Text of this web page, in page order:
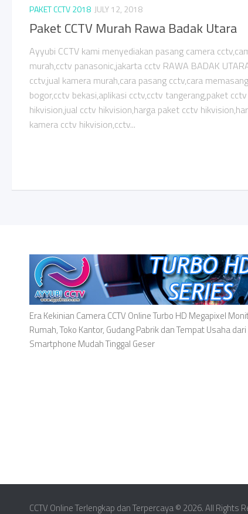
PAKET CCTV 2018 JULY 12, 2018
Paket CCTV Murah Rawa Badak Utara
Ayyubi CCTV kami menyediakan pasang camera
murah,cctv panasonic,jakarta cctv RAWA BADAK
cctv,jual kamera murah,cara pasang cctv,cara
bogor,cctv bekasi,aplikasi cctv,cctv tangerang,paket cctv
hikvision,jual cctv hikvision,harga paket cctv
kamera cctv hikvision,cctv...
Era Kekinian Camera CCTV Online Turbo HD Megapixel
Rumah, Toko Kantor, Gudang Pabrik dan Tempat Usaha dari
Smartphone Mudah Tinggal Geser
CCTV Online Terlengkap dan Terpercaya © 2026. All Rights